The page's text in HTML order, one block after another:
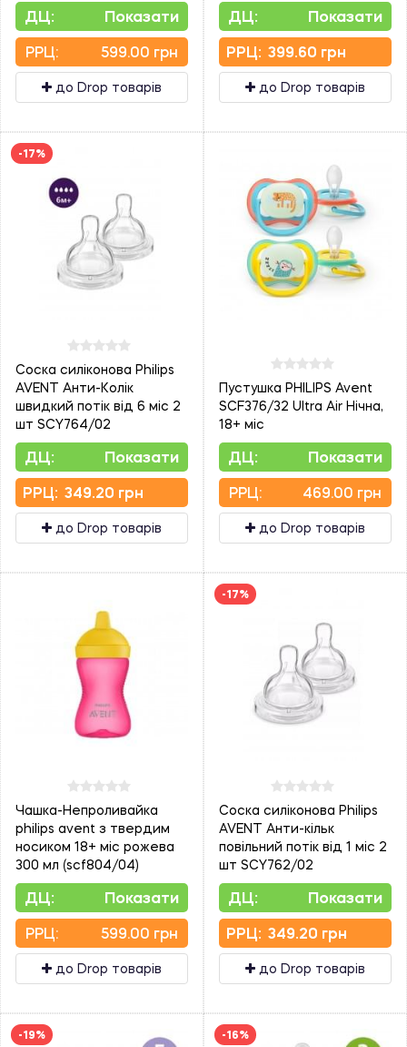
ДЦ: Показати
PPЦ: 599.00 грн
до Drop товарів
ДЦ: Показати
PPЦ: 399.60 грн
до Drop товарів
-17%
Соска силіконова Philips
AVENT Анти-Колік
швидкий потік від 6 міс 2
шт SCY764/02
ДЦ: Показати
PPЦ: 349.20 грн
до Drop товарів
Пустушка PHILIPS Avent
SCF376/32 Ultra Air Нічна,
18+ міс
ДЦ: Показати
PPЦ: 469.00 грн
до Drop товарів
Чашка-Непроливайка
philips avent з твердим
носиком 18+ міс рожева
300 мл (scf804/04)
ДЦ: Показати
PPЦ: 599.00 грн
до Drop товарів
-17%
Соска силіконова Philips
AVENT Анти-кільк
повільний потік від 1 міс 2
шт SCY762/02
ДЦ: Показати
PPЦ: 349.20 грн
до Drop товарів
-19% -16%